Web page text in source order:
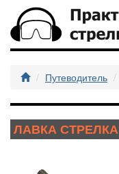
Путеводитель
ЛАВКА СТРЕЛКА